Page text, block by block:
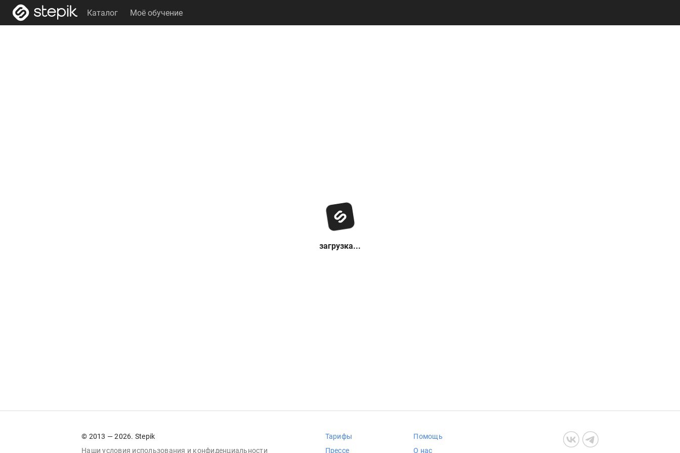
Каталог Моё обучение
загрузка...
© 2013 — 2026. Stepik
Наши условия использования и конфиденциальности
Тарифы
Прессе
Помощь
О нас